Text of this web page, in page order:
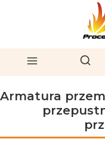
Menu Szukaj
Armatura